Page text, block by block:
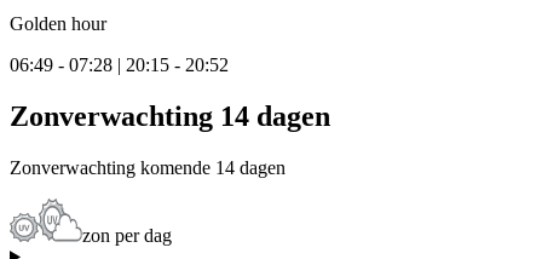
Golden hour
06:49 - 07:28 | 20:15 - 20:52
Zonverwachting 14 dagen
Zonverwachting komende 14 dagen
zon per dag